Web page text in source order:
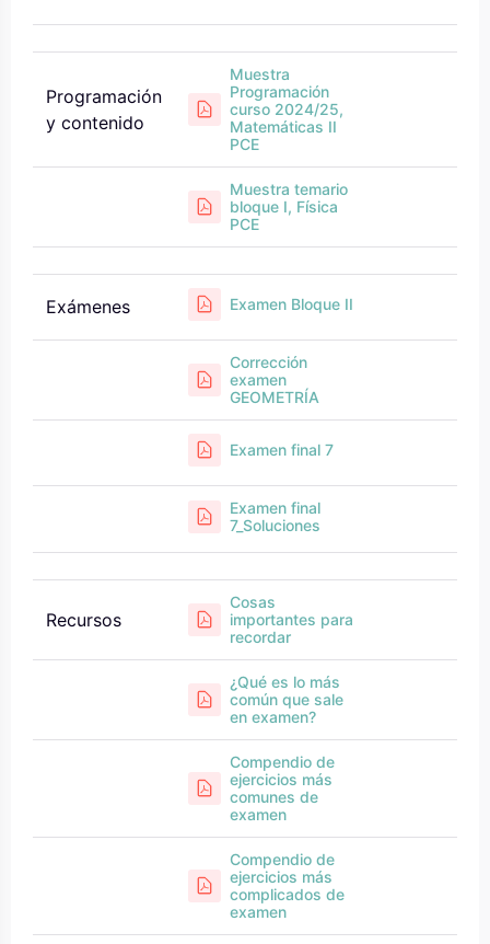
Programación
y contenido
Muestra
Programación
curso 2024/25,
Matemáticas II
PCE
Muestra temario
bloque I, Física
PCE
Exámenes Examen Bloque II
Corrección
examen
GEOMETRÍA
Examen final 7
Examen final
7_Soluciones
Recursos
Cosas
importantes para
recordar
¿Qué es lo más
común que sale
en examen?
Compendio de
ejercicios más
comunes de
examen
Compendio de
ejercicios más
complicados de
examen